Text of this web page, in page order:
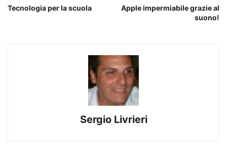
Tecnologia per la scuola
Apple impermiabile grazie al
suono!
Sergio Livrieri